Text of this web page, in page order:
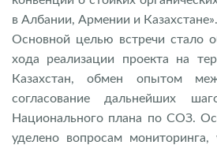
в Албании, Армении и Казахстане».
Основной целью встречи стало
хода реализации проекта на
Казахстан, обмен опытом
согласование дальнейших
Национального плана по СОЗ.
уделено вопросам мониторинга,